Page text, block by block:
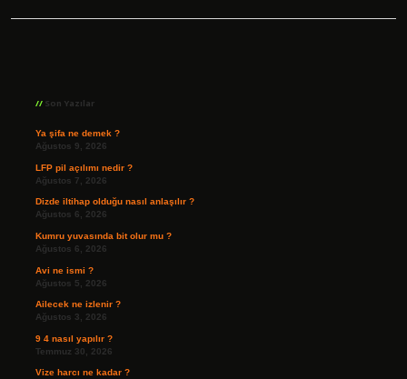
Son Yazılar
Ya şifa ne demek ?
Ağustos 9, 2026
LFP pil açılımı nedir ?
Ağustos 7, 2026
Dizde iltihap olduğu nasıl anlaşılır ?
Ağustos 6, 2026
Kumru yuvasında bit olur mu ?
Ağustos 6, 2026
Avi ne ismi ?
Ağustos 5, 2026
Ailecek ne izlenir ?
Ağustos 3, 2026
9 4 nasıl yapılır ?
Temmuz 30, 2026
Vize harcı ne kadar ?